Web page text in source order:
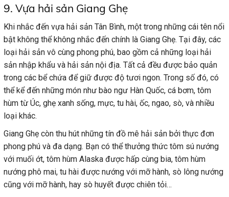
9. Vựa hải sản Giang Ghẹ
Khi nhắc đến vựa hải sản Tân Bình, một trong những cái tên nổi
bật không thể không nhắc đến chính là Giang Ghẹ. Tại đây, các
loại hải sản vô cùng phong phú, bao gồm cả những loại hải
sản nhập khẩu và hải sản nội địa. Tất cả đều được bảo quản
trong các bể chứa để giữ được độ tươi ngon. Trong số đó, có
thể kể đến những món như bào ngư Hàn Quốc, cá bơm, tôm
hùm từ Úc, ghẹ xanh sống, mực, tu hài, ốc, ngao, sò, và nhiều
loại khác.
Giang Ghẹ còn thu hút những tín đồ mê hải sản bởi thực đơn
phong phú và đa dạng. Bạn có thể thưởng thức tôm sú nướng
với muối ớt, tôm hùm Alaska được hấp cùng bia, tôm hùm
nướng phô mai, tu hài được nướng với mỡ hành, sò lông nướng
cũng với mỡ hành, hay sò huyết được chiên tỏi…